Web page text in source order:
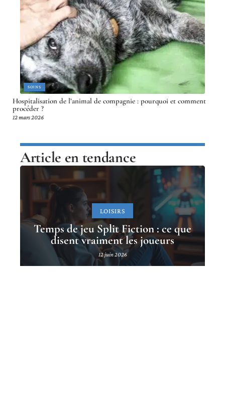
SOINS
Hospitalisation de l’animal de compagnie : pourquoi et comment
procéder ?
12 mars 2026
Article en tendance
LOISIRS
Temps de jeu Split Fiction : ce que
disent vraiment les joueurs
12 juin 2026